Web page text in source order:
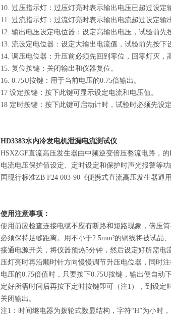
10. 过压指示灯：过压灯亮时表示输出电压已超过设定
11. 过流指示灯：过流灯亮时表示输出电流超过设定输
12. 输出电压设定电位器：设定高输出电压，试验前先
13. 流设定电位器：设定大输出电流值，试验前先按下
14. 调压电位器：升压前必须先回到零位，回零灯灭，
15. 复位按键：关闭输出和仪器复位。
16. 0.75U按键：用于当前电压的0.75倍输出。
17 设定按键：按下此键可显示设定电流和电压值。
18 定时按键：按下此键可启动计时，试验时必须先设
HD3383水内冷发电机泄漏电流测试仪
HSXZGF直流高压发生器由中频逆变倍压整流电路，
电流电压保护值设定、定时设定和保护时声光报警等
国现行标准ZB F24 003-90《便携式直流高压发生器通
使用注意事项：
使用前应检查连接电缆不应有断路和短路现象，倍压
必须保持足够距离。用不小于2.5mm²的铜线将被试品
接通电源开关，将仪器预热5分钟，然后设定好所需
压灯亮时再沿顺时针方向慢慢调节升压电位器，同时
电压的0.75倍值时，只要按下0.75U按键，输出便自
定好所需时间后再按下定时按键即可（注1），到设
关闭输出。
注1：时间继电器为拨轮式数显结构，字符“H”为小时